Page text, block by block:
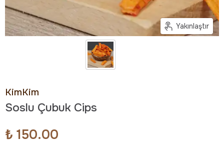
Yakınlaştır
KimKim
Soslu Çubuk Cips
₺ 150.00